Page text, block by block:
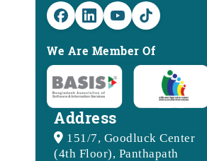
We Are Member Of
Address
151/7, Goodluck Center
(4th Floor), Panthapath